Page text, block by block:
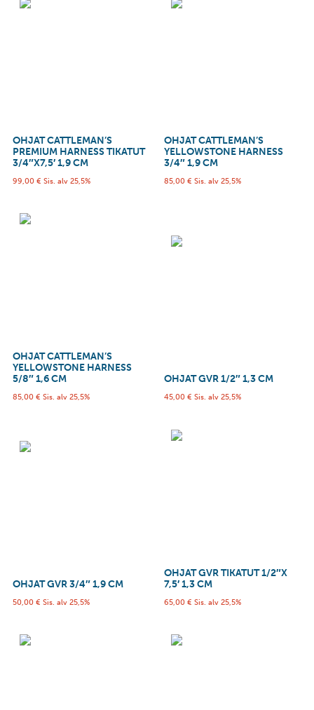
OHJAT CATTLEMAN’S
PREMIUM HARNESS TIKATUT
3/4″X7,5′ 1,9 CM
99,00 € Sis. alv 25,5%
OHJAT CATTLEMAN’S
YELLOWSTONE HARNESS
3/4″ 1,9 CM
85,00 € Sis. alv 25,5%
OHJAT CATTLEMAN’S
YELLOWSTONE HARNESS
5/8″ 1,6 CM
85,00 € Sis. alv 25,5%
OHJAT GVR 1/2″ 1,3 CM
45,00 € Sis. alv 25,5%
OHJAT GVR 3/4″ 1,9 CM
50,00 € Sis. alv 25,5%
OHJAT GVR TIKATUT 1/2″X
7,5′ 1,3 CM
65,00 € Sis. alv 25,5%